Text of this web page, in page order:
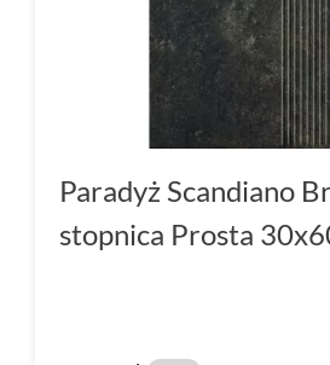
Paradyż Scandiano
stopnica Prosta